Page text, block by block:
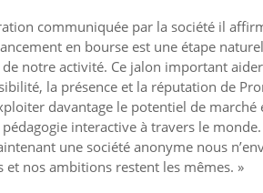
communiquée par la société il
en bourse est une étape
notre activité. Ce jalon important
la présence et la réputation de
davantage le potentiel de marché
interactive à travers le
une société anonyme nous
et nos ambitions restent les mêmes. »